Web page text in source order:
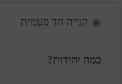
קנייה חד פעמית
כמה יחידות?